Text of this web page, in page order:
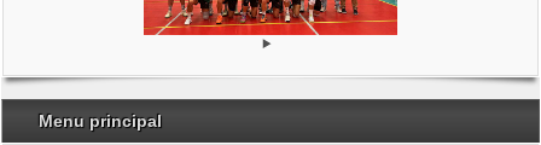
Menu principal